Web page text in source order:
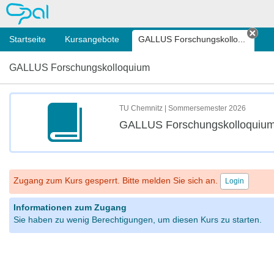
OPAL
Startseite Kursangebote GALLUS Forschungskollo...
GALLUS Forschungskolloquium
TU Chemnitz | Sommersemester 2026
GALLUS
Zugang zum Kurs gesperrt. Bitte melden Sie sich an. Login
Informationen zum Zugang
Sie haben zu wenig Berechtigungen, um diesen Kurs zu starten.